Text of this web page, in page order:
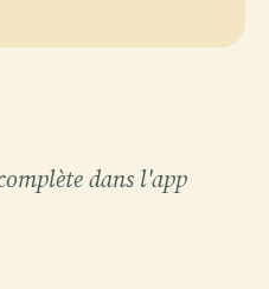
dans l'app